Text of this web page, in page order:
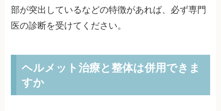
部が突出しているなどの特徴があれば、必ず専門
医の診断を受けてください。
ヘルメット治療と整体は併用できま
すか